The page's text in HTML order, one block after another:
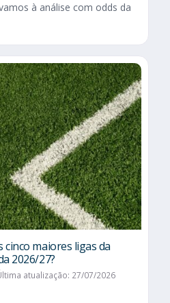
à análise com odds da
cinco maiores ligas da
2026/27?
atualização: 27/07/2026